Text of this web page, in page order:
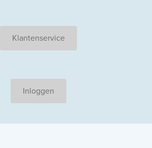
Klantenservice
Inloggen